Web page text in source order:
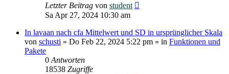
Letzter Beitrag von student
Sa Apr 27, 2024 10:30 am
In lavaan nach cfa Mittelwert und SD in ursprünglicher Skala
von schusti » Do Feb 22, 2024 5:22 pm » in Funktionen und
Pakete
0 Antworten
18538 Zugriffe